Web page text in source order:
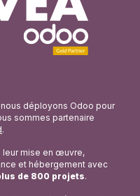
déployons Odoo pour
sommes partenaire
.
leur mise en œuvre,
et hébergement avec
de 800 projets.